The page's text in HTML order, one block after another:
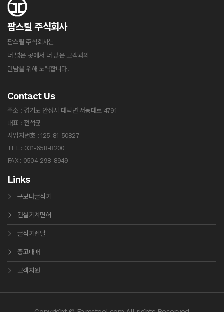
팜스틸 주식회사
팜스틸 주식회사는
더 넗은 곳에서 더 많은 고객과의
만남을 위해 노력합니다.
Contact Us
주소 : 경기도 안성시 대덕면 서동대로 4791
대표 : 전석균
사업자번호 : 125-81-50827
TEL : 031-658-8200
FAX : 0504-298-8949
Links
구보다굴삭기
건설기계면허
굴삭기렌탈
중고매매
고객지원